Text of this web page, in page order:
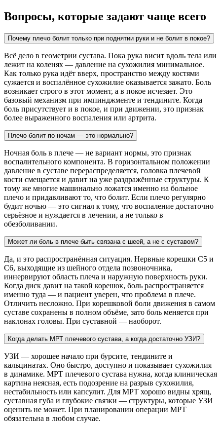
Вопросы, которые задают чаще всего
Почему плечо болит только при поднятии руки и не болит в покое?
Всё дело в геометрии сустава. Пока рука висит вдоль тела или
лежит на коленях — давление на сухожилия минимальное.
Как только рука идёт вверх, пространство между костями
сужается и воспалённое сухожилие оказывается зажато. Боль
возникает строго в этот момент, а в покое исчезает. Это
базовый механизм при импинджменте и тендините. Когда
боль присутствует и в покое, и при движении, это признак
более выраженного воспаления или артрита.
Плечо болит по ночам — это нормально?
Ночная боль в плече — не вариант нормы, это признак
воспалительного компонента. В горизонтальном положении
давление в суставе перераспределяется, головка плечевой
кости смещается и давит на уже раздражённые структуры. К
тому же многие машинально ложатся именно на больное
плечо и придавливают то, что болит. Если плечо регулярно
будит ночью — это сигнал к тому, что воспаление достаточно
серьёзное и нуждается в лечении, а не только в
обезболивании.
Может ли боль в плече быть связана с шеей, а не с суставом?
Да, и это распространённая ситуация. Нервные корешки C5 и
C6, выходящие из шейного отдела позвоночника,
иннервируют область плеча и наружную поверхность руки.
Когда диск давит на такой корешок, боль распространяется
именно туда — и пациент уверен, что проблема в плече.
Отличить несложно. При корешковой боли движения в самом
суставе сохранены в полном объёме, зато боль меняется при
наклонах головы. При суставной — наоборот.
Когда делать МРТ плечевого сустава, а когда достаточно УЗИ?
УЗИ — хорошее начало при бурсите, тендините и
кальцинатах. Оно быстро, доступно и показывает сухожилия
в динамике. МРТ плечевого сустава нужна, когда клиническая
картина неясная, есть подозрение на разрыв сухожилия,
нестабильность или капсулит. Для МРТ хорошо видны хрящ,
суставная губа и глубокие связки — структуры, которые УЗИ
оценить не может. При планировании операции МРТ
обязательна в любом случае.